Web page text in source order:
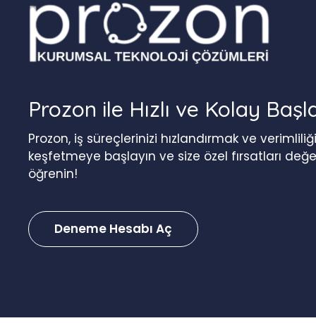
Prozon ile Hızlı ve Kolay
Prozon, iş süreçlerinizi hızlandırmak ve
keşfetmeye başlayın ve size özel fırsatları
öğrenin!
Deneme Hesabı Aç